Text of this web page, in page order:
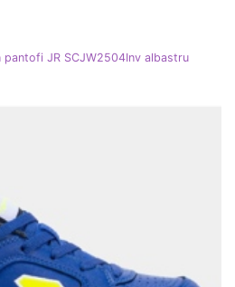
JR SCJW2504Inv albastru